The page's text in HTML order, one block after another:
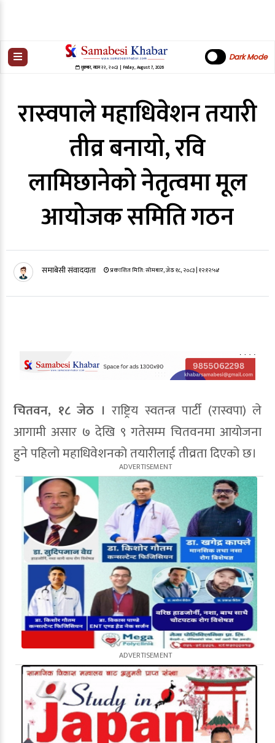
शुक्रबार,साउन २२,२०८३| Friday, August 7, 2026
Dark Mode
रास्वपाले महाधिवेशन तयारी
तीव्र बनायो, रवि
लामिछानेको नेतृत्वमा मूल
आयोजक समिति गठन
समाबेसी संवाददाता प्रकाशित मिति:सोमबार, जेठ १८, २०८३| १२:१२:५४
चितवन, १८ जेठ । राष्ट्रिय स्वतन्त्र पार्टी (रास्वपा) ले
आगामी असार ७ देखि ९ गतेसम्म चितवनमा आयोजना
हुने पहिलो महाधिवेशनको तयारीलाई तीव्रता दिएको छ।